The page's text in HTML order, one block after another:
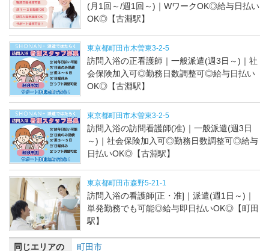
(月1回～/週1回～)｜WワークOK◎給与日払い
OK◎【古淵駅】
東京都町田市木曽東3-2-5
訪問入浴の正看護師｜一般派遣(週3日～)｜社
会保険加入可◎勤務日数調整可◎給与日払い
OK◎【古淵駅】
東京都町田市木曽東3-2-5
訪問入浴の訪問看護師(准)｜一般派遣(週3日
～)｜社会保険加入可◎勤務日数調整可◎給与
日払いOK◎【古淵駅】
東京都町田市森野5-21-1
訪問入浴の看護師[正・准]｜派遣(週1日～)｜
単発勤務でも可能◎給与即日払いOK◎【町田
駅】
同じエリアの 町田市